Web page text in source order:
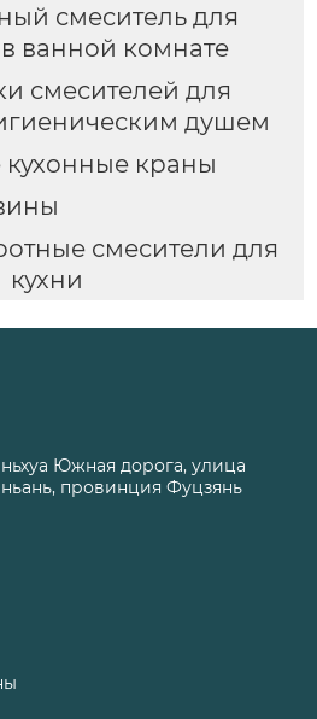
смеситель для
ванной комнате
смесителей для
душем
краны
смесители для
кухни
Южная дорога, улица
провинция Фуцзянь